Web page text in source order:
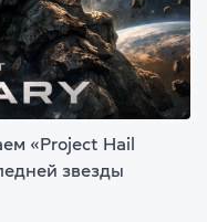
«Project Hail
звезды